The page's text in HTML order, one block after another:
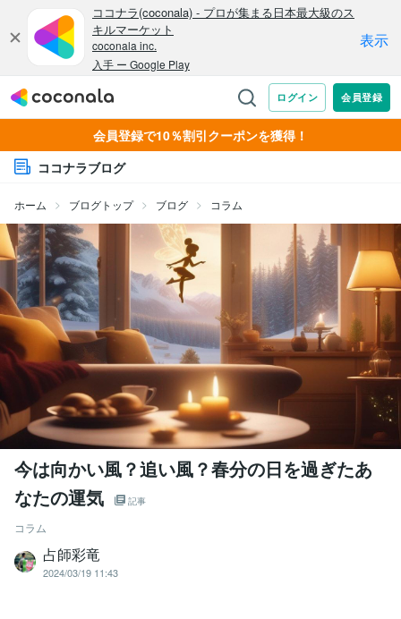
会員登録で10％割引クーポンを獲得！
ココナラブログ
ホーム ブログトップ ブログ コラム
今は向かい風？追い風？春分の日を過ぎたあ
なたの運気
記事
コラム
占師彩竜
2024/03/19 11:43